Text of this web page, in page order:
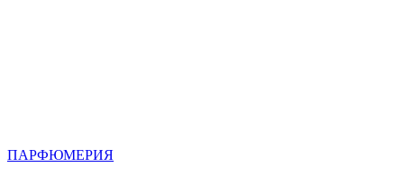
ПАРФЮМЕРИЯ